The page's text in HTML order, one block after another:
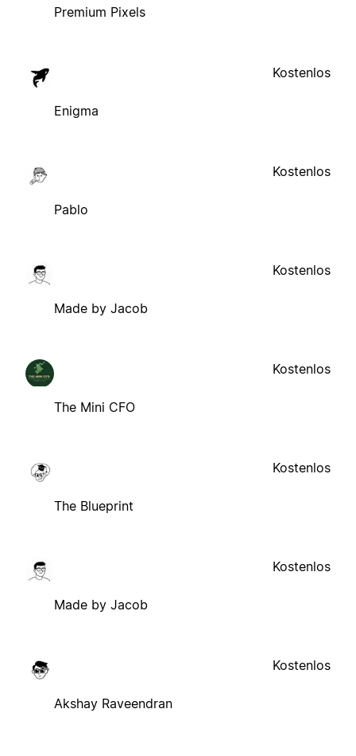
Premium Pixels
Enigma
Kostenlos
Pablo
Kostenlos
Made by Jacob
Kostenlos
The Mini CFO
Kostenlos
The Blueprint
Kostenlos
Made by Jacob
Kostenlos
Akshay Raveendran
Kostenlos